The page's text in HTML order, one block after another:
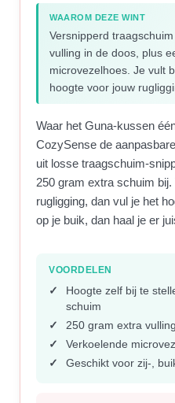
WAAROM DEZE WINT
Versnipperd
vulling in de doos, plus
microvezelhoes. Je vult
hoogte voor jouw
Waar het Guna-kussen
CozySense de
uit losse traagschuim-
250 gram extra schuim
rugligging, dan vul je het
op je buik, dan haal je er
VOORDELEN
Hoogte zelf bij te
schuim
250 gram extra
Verkoelende
Geschikt voor zij-,